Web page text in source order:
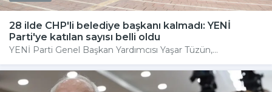
28 ilde CHP'li belediye başkanı kalmadı: YENİ
Parti'ye katılan sayısı belli oldu
YENİ Parti Genel Başkan Yardımcısı Yaşar Tüzün,...